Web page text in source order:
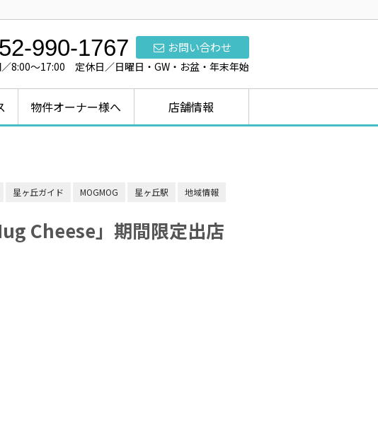
お問い合わせ
990-1767
8:00～17:00 定休日／日曜日・GW・お盆・年末年始
物件オーナー様へ 店舗情報
星ヶ丘ガイド MOGMOG 星ヶ丘駅 地域情報
Cheese」期間限定出店